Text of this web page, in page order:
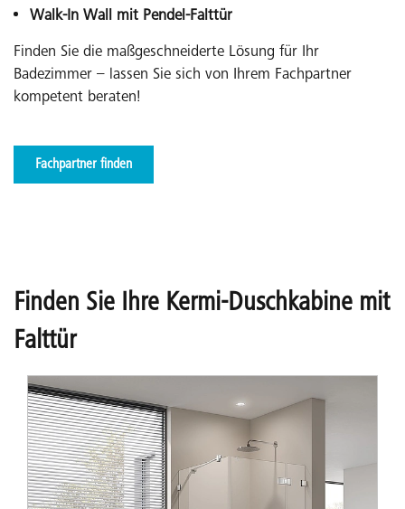
Perfekt für größere Räume, bietet Flexibilität beim
Entdecken Sie die Vorteile der Pendeltür
Pendel-Falttür
Besonders platzsparend und ideal für kleine oder enge
Badezimmer.
Sehen Sie, wie die Pendel-Falttür Platz spart
Walk-In Wall mit Pendel-Falttür
Finden Sie die maßgeschneiderte Lösung für Ihr
Badezimmer – lassen Sie sich von Ihrem Fachpartner
kompetent beraten!
Fachpartner finden
Finden Sie Ihre Kermi-Duschkabine mit
Falttür